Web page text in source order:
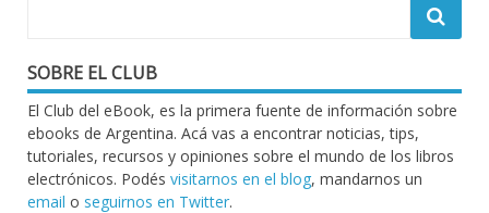
SOBRE EL CLUB
El Club del eBook, es la primera fuente de información sobre
ebooks de Argentina. Acá vas a encontrar noticias, tips,
tutoriales, recursos y opiniones sobre el mundo de los libros
electrónicos. Podés visitarnos en el blog, mandarnos un
email o seguirnos en Twitter.